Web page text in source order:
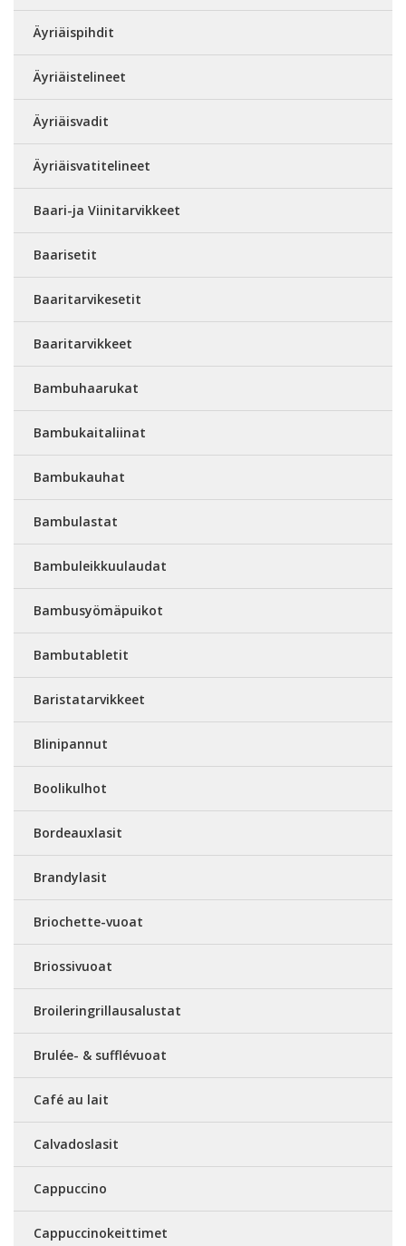
Äyriäispihdit
Äyriäistelineet
Äyriäisvadit
Äyriäisvatitelineet
Baari-ja Viinitarvikkeet
Baarisetit
Baaritarvikesetit
Baaritarvikkeet
Bambuhaarukat
Bambukaitaliinat
Bambukauhat
Bambulastat
Bambuleikkuulaudat
Bambusyömäpuikot
Bambutabletit
Baristatarvikkeet
Blinipannut
Boolikulhot
Bordeauxlasit
Brandylasit
Briochette-vuoat
Briossivuoat
Broileringrillausalustat
Brulée- & sufflévuoat
Café au lait
Calvadoslasit
Cappuccino
Cappuccinokeittimet